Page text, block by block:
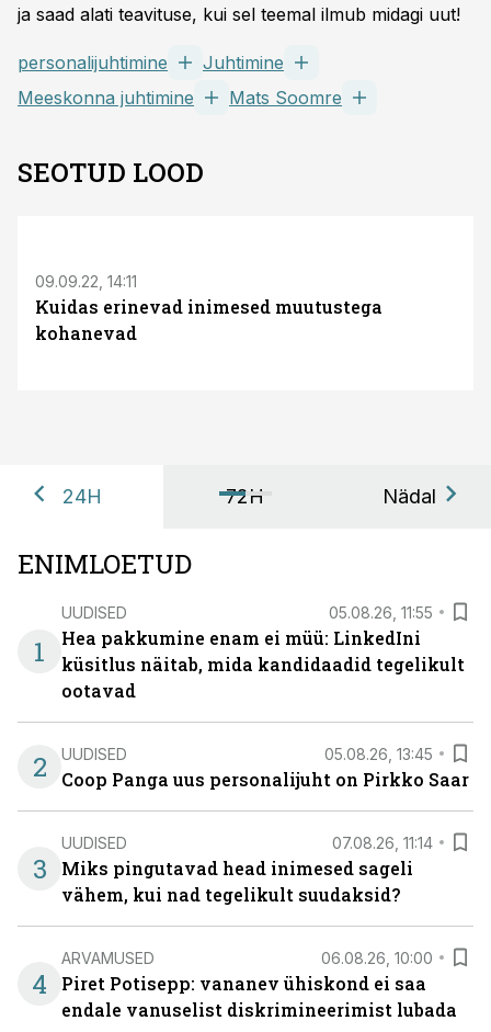
ja saad alati teavituse, kui sel teemal ilmub midagi uut!
personalijuhtimine
Juhtimine
Meeskonna juhtimine
Mats Soomre
SEOTUD LOOD
09.09.22, 14:11
Kuidas erinevad inimesed muutustega
kohanevad
24H 72H Nädal
ENIMLOETUD
1
UUDISED 05.08.26, 11:55
Hea pakkumine enam ei müü: LinkedIni
küsitlus näitab, mida kandidaadid tegelikult
ootavad
2 UUDISED 05.08.26, 13:45
Coop Panga uus personalijuht on Pirkko Saar
3
UUDISED 07.08.26, 11:14
Miks pingutavad head inimesed sageli
vähem, kui nad tegelikult suudaksid?
4
ARVAMUSED 06.08.26, 10:00
Piret Potisepp: vananev ühiskond ei saa
endale vanuselist diskrimineerimist lubada